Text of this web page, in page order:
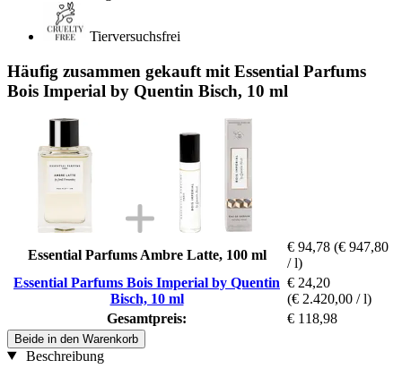
Tierversuchsfrei
Häufig zusammen gekauft mit Essential Parfums
Bois Imperial by Quentin Bisch, 10 ml
Essential Parfums Ambre Latte, 100 ml
€ 94,78 (€ 947,80
/ l)
Essential Parfums Bois Imperial by Quentin
Bisch, 10 ml
€ 24,20
(€ 2.420,00 / l)
Gesamtpreis:
€ 118,98
Beide in den Warenkorb
Beschreibung